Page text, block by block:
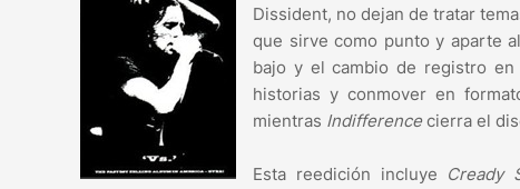
Dissident, no dejan de tratar
que sirve como punto y aparte
bajo y el cambio de registro en
historias y conmover en
mientras Indifferencecierra el
Esta reedición incluye Cready